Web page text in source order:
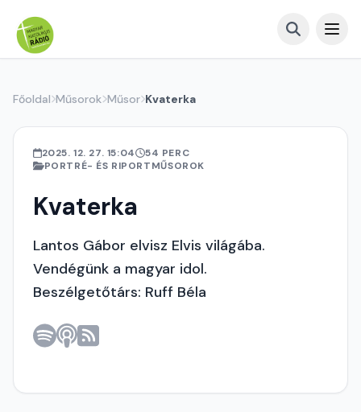
Főoldal Műsorok Műsor Kvaterka
2025. 12. 27. 15:04
54 PERC
PORTRÉ- ÉS RIPORTMŰSOROK
Kvaterka
Lantos Gábor elvisz Elvis világába.
Vendégünk a magyar idol.
Beszélgetőtárs: Ruff Béla